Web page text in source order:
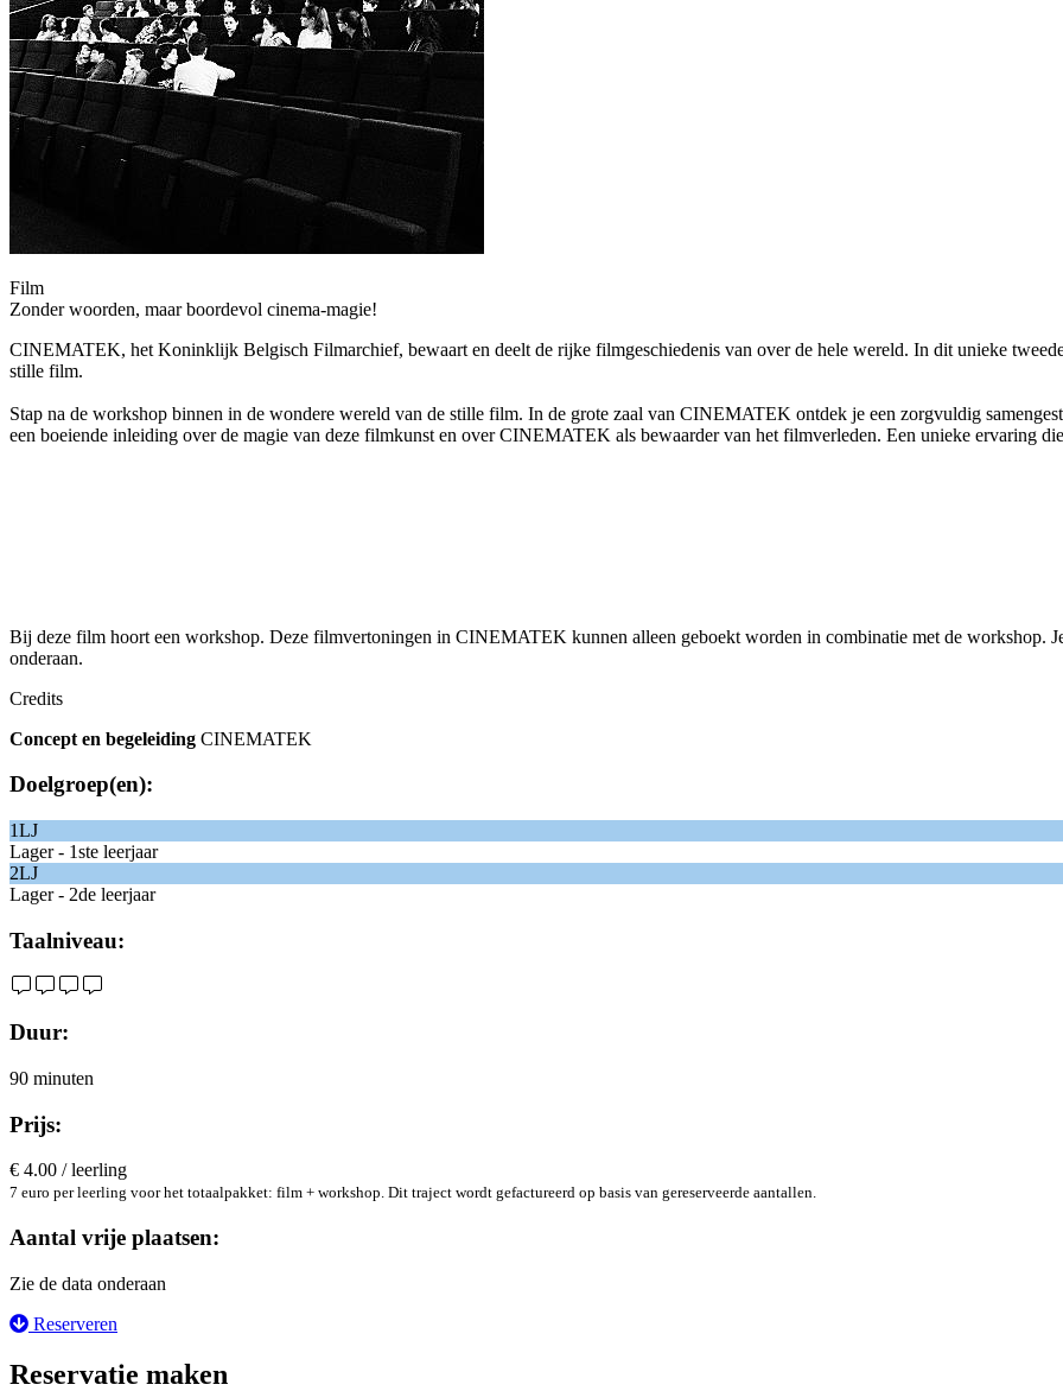
Film
Zonder woorden, maar boordevol cinema-magie!
CINEMATEK, het Koninklijk Belgisch Filmarchief, bewaart en deelt de rijke filmgeschiedenis van over de hele wereld. In dit unieke
stille film.
Stap na de workshop binnen in de wondere wereld van de stille film. In de grote zaal van CINEMATEK ontdek je een zorgvuldig
een boeiende inleiding over de magie van deze filmkunst en overCINEMATEK als bewaarder van het filmverleden. Een unieke ervaring
Bij deze film hoort een workshop. Deze filmvertoningen in CINEMATEK kunnen alleen geboekt worden in combinatie met de workshop.
onderaan.
Credits
Concept en begeleiding CINEMATEK
Doelgroep(en):
1LJ
Lager - 1ste leerjaar
2LJ
Lager - 2de leerjaar
Taalniveau:
Duur:
90 minuten
Prijs:
€ 4.00 / leerling
7 euro per leerling voor het totaalpakket: film + workshop. Dit traject wordt gefactureerd op basis van gereserveerde aantallen.
Aantal vrije plaatsen:
Zie de data onderaan
Reserveren
Reservatie maken